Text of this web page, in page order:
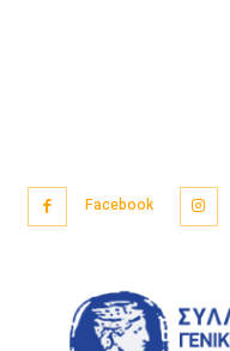
Facebook